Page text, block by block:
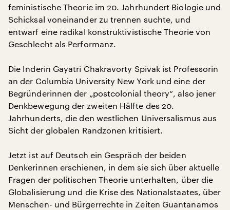
feministische Theorie im 20. Jahrhundert Biologie und
Schicksal voneinander zu trennen suchte, und
entwarf eine radikal konstruktivistische Theorie von
Geschlecht als Performanz.
Die Inderin Gayatri Chakravorty Spivak ist Professorin
an der Columbia University New York und eine der
Begründerinnen der „postcolonial theory“, also jener
Denkbewegung der zweiten Hälfte des 20.
Jahrhunderts, die den westlichen Universalismus aus
Sicht der globalen Randzonen kritisiert.
Jetzt ist auf Deutsch ein Gespräch der beiden
Denkerinnen erschienen, in dem sie sich über aktuelle
Fragen der politischen Theorie unterhalten, über die
Globalisierung und die Krise des Nationalstaates, über
Menschen- und Bürgerrechte in Zeiten Guantanamos